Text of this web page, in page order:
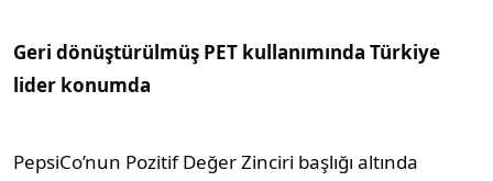
Geri dönüştürülmüş PET kullanımında Türkiye
lider konumda
PepsiCo’nun Pozitif Değer Zinciri başlığı altında